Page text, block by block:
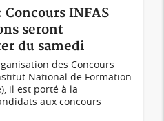
INFAS
seront
du samedi
des Concours
National de Formation
il est porté à la
aux concours